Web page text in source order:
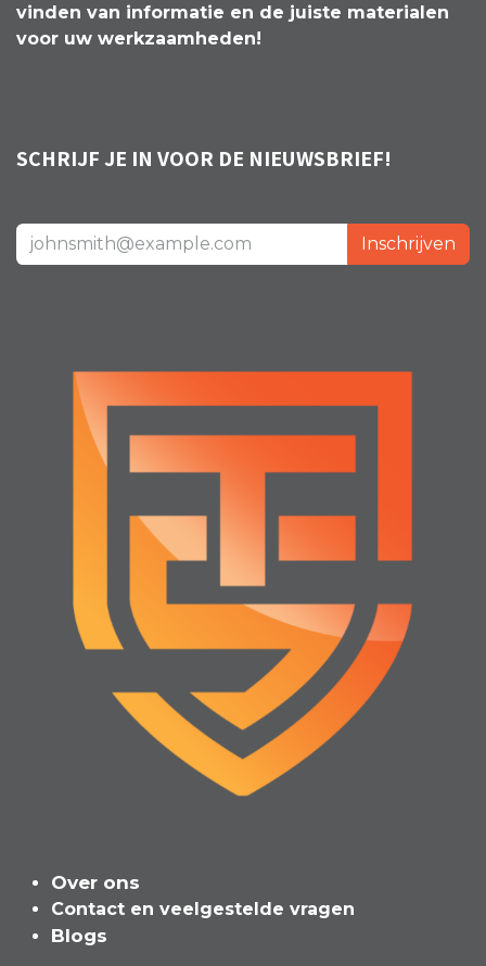
vinden van informatie en de juiste materialen
voor uw werkzaamheden!
SCHRIJF JE IN VOOR DE NIEUWSBRIEF!
Inschrijven
Over ons
Contact en veelgeste​l​de vragen
Blogs